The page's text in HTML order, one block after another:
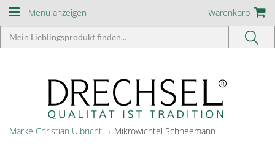
Menü anzeigen Warenkorb
Marke Christian Ulbricht Mikrowichtel Schneemann